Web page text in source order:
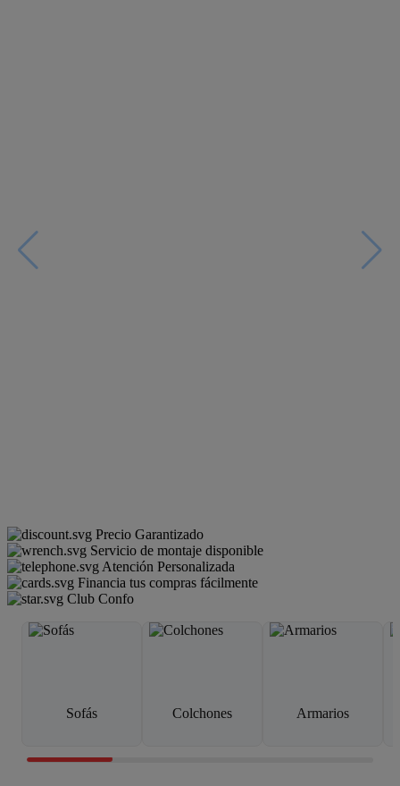
Precio Garantizado
Servicio de montaje disponible
Atención Personalizada
Financia tus compras fácilmente
Club Confo
Sofás Colchones Armarios